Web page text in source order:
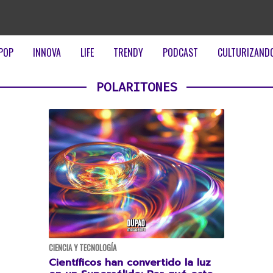
INNOVA LIFE TRENDY PODCAST
POLARITONES
CIENCIA Y TECNOLOGÍA
Científicos han convertido la luz